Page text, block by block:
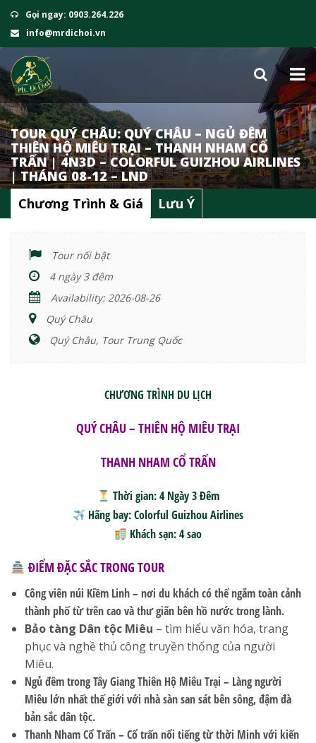
Gọi ngay: 0903.264.226
info@mrdichoi.vn
TOUR QUÝ CHÂU: QUÝ CHÂU – NGỦ ĐÊM
THIÊN HỘ MIÊU TRẠI – THANH NHAM CỔ
TRẤN | 4N3D – COLORFUL GUIZHOU AIRLINES
| THÁNG 08-12 – LND
Chương Trình & Giá
Lưu Ý
Tour nổi bật
4 ngày 3 đêm
Availability: 2026-08-26
Quý Châu
Quý Châu, Tour Trung Quốc
CHƯƠNG TRÌNH DU LỊCH
QUÝ CHÂU – THIÊN HỘ MIÊU TRẠI
THANH NHAM CỔ TRẤN
Thời gian:4 Ngày 3 Đêm
Hãng bay:Colorful Guizhou Airlines
Khách sạn:4 sao
ĐIỂM ĐẶC SẮC TRONG TOUR
Công viên núi Kiềm Linh– nơi du khách có thể ngắm toàn cảnh
thành phố từ trên cao và thư giãn bên hồ nước trong lành.
Bảo tàng Dân tộc Miêu – tìm hiểu văn hóa, trang
phục và nghề thủ công truyền thống của người
Miêu.
Ngủ đêm trong Tây Giang Thiên Hộ Miêu Trại – Làng người
Miêu lớn nhất thế giới với nhà sàn san sát bên sông, đậm đà
bản sắc dân tộc.
Thanh Nham Cổ Trấn– Cổ trấn nổi tiếng từ thời Minh với kiến